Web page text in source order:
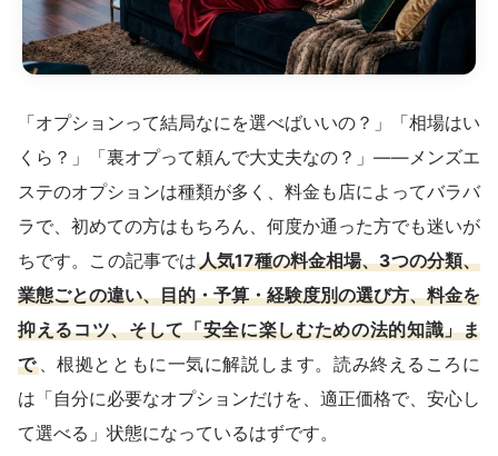
「オプションって結局なにを選べばいいの？」「相場はい
くら？」「裏オプって頼んで大丈夫なの？」——メンズエ
ステのオプションは種類が多く、料金も店によってバラバ
ラで、初めての方はもちろん、何度か通った方でも迷いが
ちです。この記事では人気17種の料金相場、3つの分類、
業態ごとの違い、目的・予算・経験度別の選び方、料金を
抑えるコツ、そして「安全に楽しむための法的知識」ま
で、根拠とともに一気に解説します。読み終えるころに
は「自分に必要なオプションだけを、適正価格で、安心し
て選べる」状態になっているはずです。